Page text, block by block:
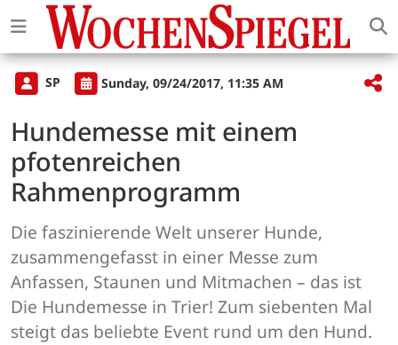
SP Sunday, 09/24/2017, 11:35 AM
Hundemesse mit einem
pfotenreichen
Rahmenprogramm
Die faszinierende Welt unserer Hunde,
zusammengefasst in einer Messe zum
Anfassen, Staunen und Mitmachen – das ist
Die Hundemesse in Trier! Zum siebenten Mal
steigt das beliebte Event rund um den Hund.